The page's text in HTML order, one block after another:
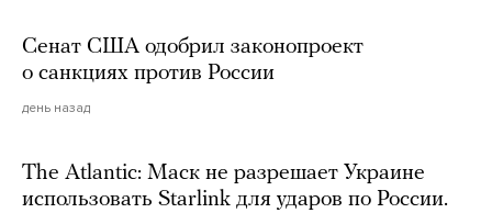
Сенат США одобрил законопроект
о санкциях против России
день назад
The Atlantic: Маск не разрешает Украине
использовать Starlink для ударов по России.